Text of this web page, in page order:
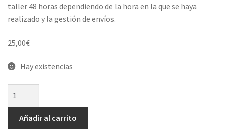
taller 48 horas dependiendo de la hora en la que se haya
realizado y la gestión de envíos.
25,00€
Hay existencias
Blanche
Azul
Añadir al carrito